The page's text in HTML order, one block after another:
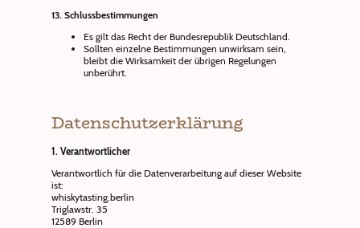
13. Schlussbestimmungen
Es gilt das Recht der Bundesrepublik Deutschland.
Sollten einzelne Bestimmungen unwirksam sein,
bleibt die Wirksamkeit der übrigen Regelungen
unberührt.
Datenschutzerklärung
1. Verantwortlicher
Verantwortlich für die Datenverarbeitung auf dieser Website
ist:
whiskytasting.berlin
Triglawstr. 35
12589 Berlin